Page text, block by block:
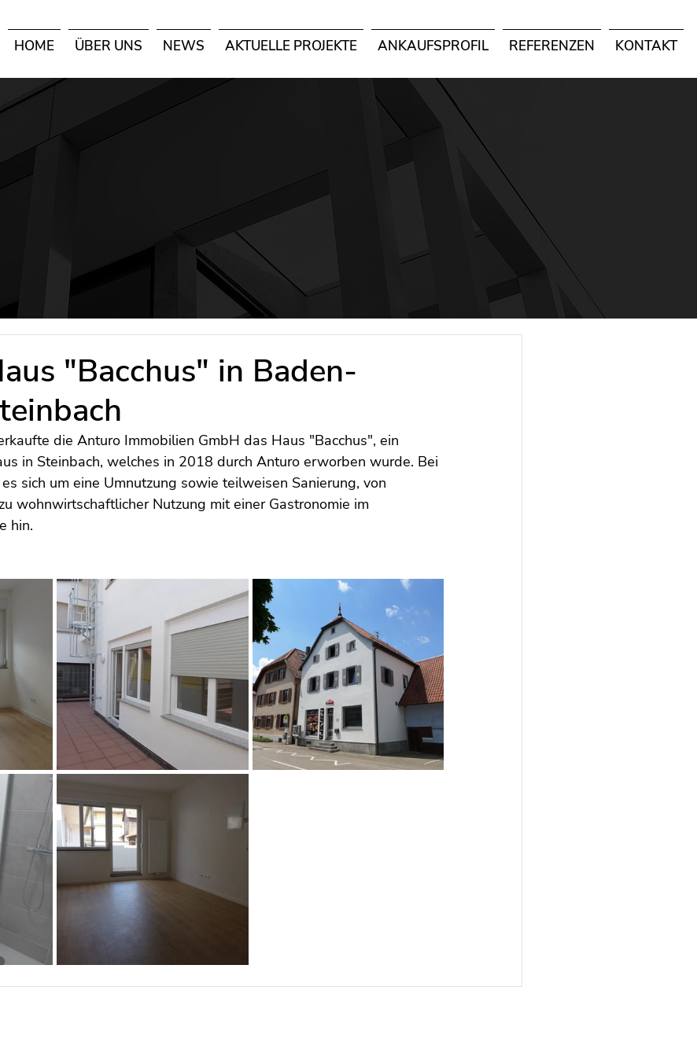
HOME ÜBER UNS NEWS AKTUELLE PROJEKTE ANKAUFSPROFIL REFERENZEN KONTAKT
"Bacchus" in Baden-
die Anturo Immobilien GmbH das Haus "Bacchus", ein
in Steinbach, welches in 2018 durch Anturo erworben wurde. Bei
sich um eine Umnutzung sowie teilweisen Sanierung, von
wohnwirtschaftlicher Nutzung mit einer Gastronomie im
hin.